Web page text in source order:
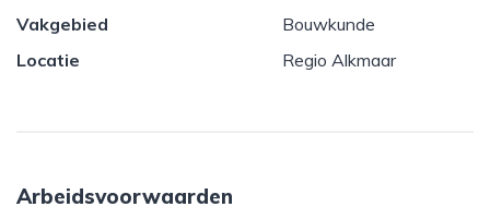
Vakgebied
Bouwkunde
Locatie
Regio Alkmaar
Arbeidsvoorwaarden